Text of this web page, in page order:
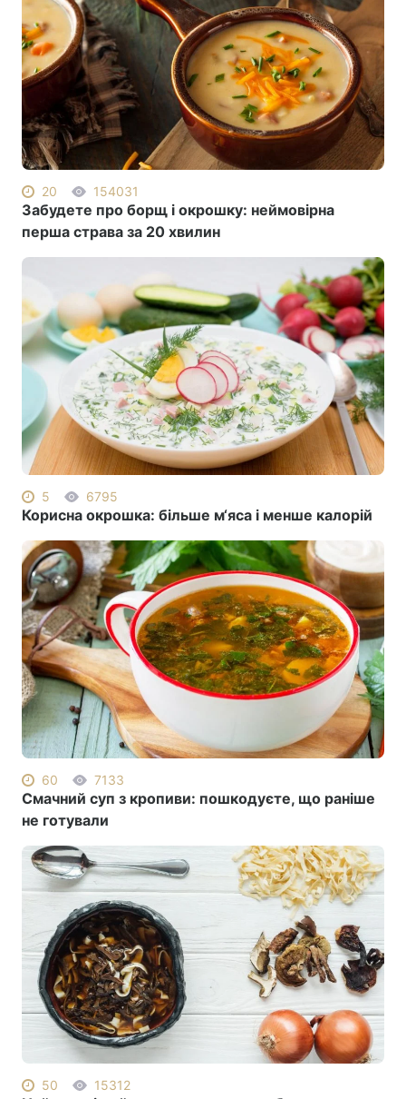
20 154031
Забудете про борщ і окрошку: неймовірна
перша страва за 20 хвилин
5 6795
Корисна окрошка: більше м‘яса і менше калорій
60 7133
Смачний суп з кропиви: пошкодуєте, що раніше
не готували
50 15312